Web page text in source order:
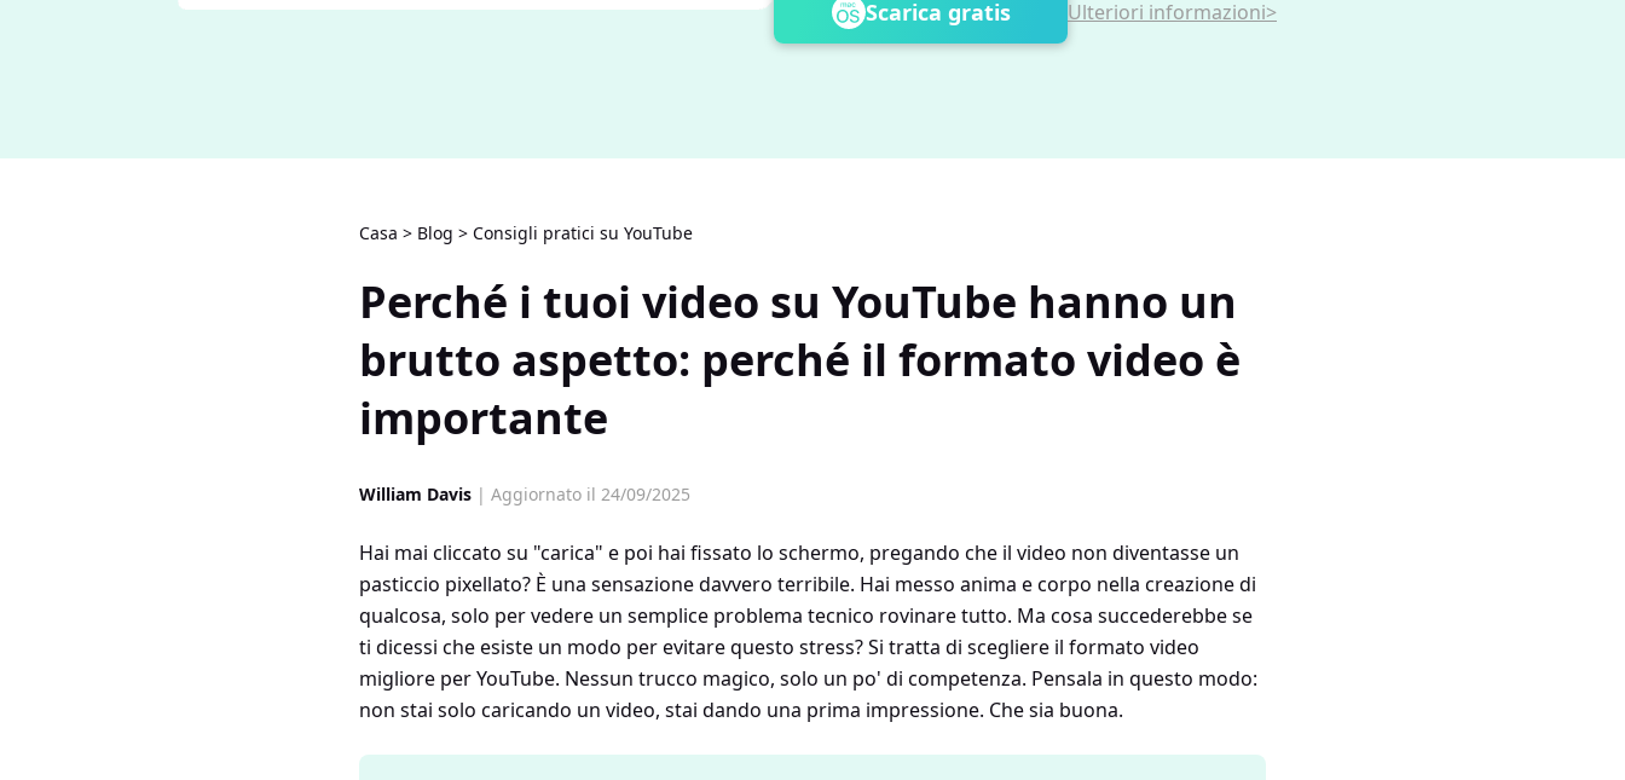
Scarica gratis Ulteriori informazioni>
Casa > Blog > Consigli pratici su YouTube
Perché i tuoi video su YouTube hanno un
brutto aspetto: perché il formato video è
importante
William Davis | Aggiornato il 24/09/2025
Hai mai cliccato su "carica" ​​e poi hai fissato lo schermo, pregando che il video non diventasse un
pasticcio pixellato? È una sensazione davvero terribile. Hai messo anima e corpo nella creazione di
qualcosa, solo per vedere un semplice problema tecnico rovinare tutto. Ma cosa succederebbe se
ti dicessi che esiste un modo per evitare questo stress? Si tratta di scegliere il formato video
migliore per YouTube. Nessun trucco magico, solo un po' di competenza. Pensala in questo modo:
non stai solo caricando un video, stai dando una prima impressione. Che sia buona.